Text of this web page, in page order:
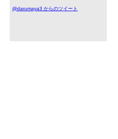
@darumaya3 からのツイート